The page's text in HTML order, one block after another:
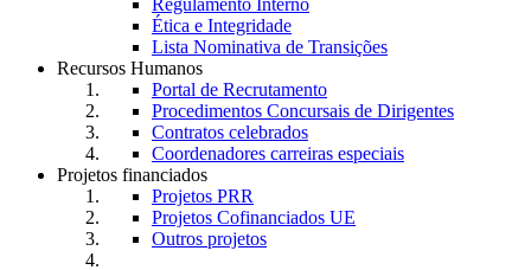
Regulamento Interno
Ética e Integridade
Lista Nominativa de Transições
Recursos Humanos
Portal de Recrutamento
Procedimentos Concursais de Dirigentes
Contratos celebrados
Coordenadores carreiras especiais
Projetos financiados
Projetos PRR
Projetos Cofinanciados UE
Outros projetos